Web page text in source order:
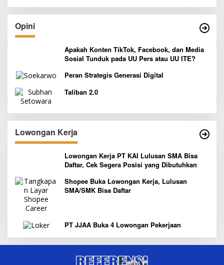
Opini
Apakah Konten TikTok, Facebook, dan Media
Sosial Tunduk pada UU Pers atau UU ITE?
Peran Strategis Generasi Digital
Taliban 2.0
Lowongan Kerja
Lowongan Kerja PT KAI Lulusan SMA Bisa
Daftar, Cek Segera Posisi yang Dibutuhkan
Shopee Buka Lowongan Kerja, Lulusan
SMA/SMK Bisa Daftar
PT JJAA Buka 4 Lowongan Pekerjaan